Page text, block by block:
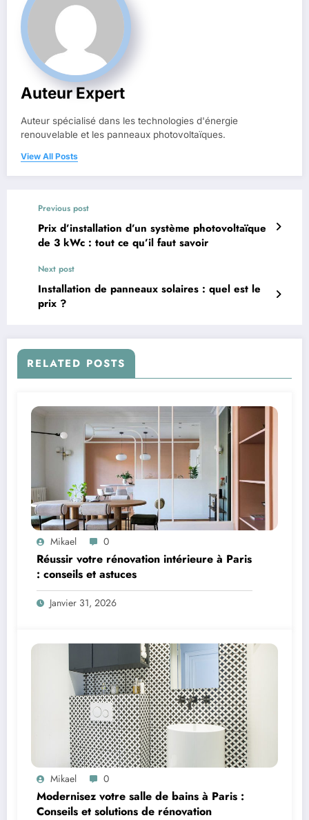
Auteur Expert
Auteur spécialisé dans les technologies d'énergie
renouvelable et les panneaux photovoltaïques.
View All Posts
Previous post
Prix d’installation d’un système photovoltaïque
de 3 kWc : tout ce qu’il faut savoir
Next post
Installation de panneaux solaires : quel est le
prix ?
RELATED POSTS
Mikael 0
Réussir votre rénovation intérieure à Paris
: conseils et astuces
Janvier 31, 2026
Mikael 0
Modernisez votre salle de bains à Paris :
Conseils et solutions de rénovation